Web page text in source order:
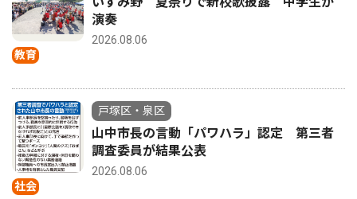
教育
演奏
2026.08.06
社会
戸塚区・泉区
山中市長の言動「パワハラ」認定 第三者
調査委員が結果公表
2026.08.06